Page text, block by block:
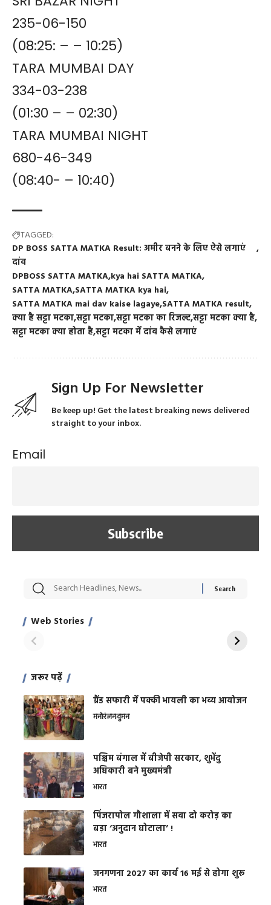
235-06-150
(08:25: – – 10:25)
TARA MUMBAI DAY
334-03-238
(01:30 – – 02:30)
TARA MUMBAI NIGHT
680-46-349
(08:40- – 10:40)
TAGGED:
DP BOSS SATTA MATKA Result: अमीर बनने के लिए ऐसे लगाएं
दांव
DPBOSS SATTA MATKA kya hai SATTA MATKA
SATTA MATKA SATTA MATKA kya hai
SATTA MATKA mai dav kaise lagaye SATTA MATKA result
क्या है सट्टा मटकासट्टा मटकासट्टा मटका का रिजल्टसट्टा मटका क्या है
सट्टा मटका क्या होता हैसट्टा मटका में दांव कैसे लगाएं
Sign Up For Newsletter
Be keep up! Get the latest breaking news delivered
straight to your inbox.
Email
Web Stories
सट्टेबाजी में अरेस्ट हुए
साहिल खान
रोज एक कच्चे लहसुन
जरूर पढ़ें
ग्रैंड सफारी में पक्की भायली का भव्य आयोजन
मनोरंजनवुमन
पश्चिम बंगाल में बीजेपी सरकार, शुभेंदु
अधिकारी बने मुख्यमंत्री
भारत
​पिंजरापोल गौशाला में सवा दो करोड़ का
बड़ा ‘अनुदान घोटाला’ !
भारत
जनगणना 2027 का कार्य 16 मई से होगा शुरू
भारत